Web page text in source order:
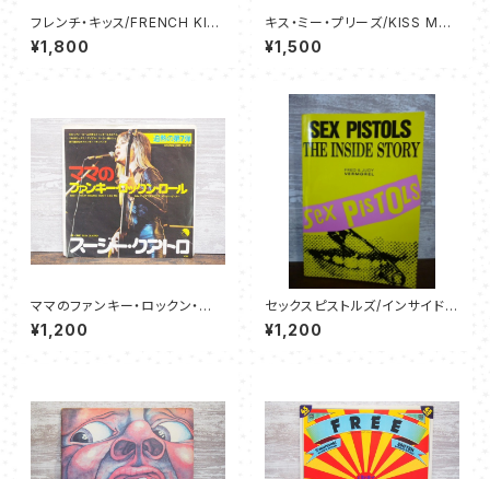
フレンチ・キッス/FRENCH KIS
S - ボブ・ウェルチ
¥1,800
キス・ミー・プリーズ/KISS ME
PLEASE - 矢沢 永吉
¥1,500
ママのファンキー・ロックン・ロ
ール - スージー・クアトロ
¥1,200
セックスピストルズ/インサイドス
トーリー
¥1,200